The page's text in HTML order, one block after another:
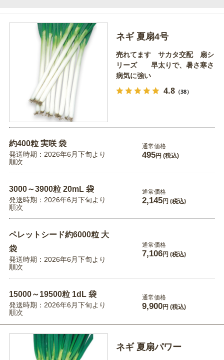
ネギ 夏扇4号
売れてます サカタ交配 扇シ
リーズ 早太りで、暑さ寒さ
病気に強い
4.8（38）
約400粒 実咲 袋
発送時期：2026年6月下旬より
順次
通常価格
495円 (税込)
3000～3900粒 20mL 袋
発送時期：2026年6月下旬より
順次
通常価格
2,145円 (税込)
ペレットシード約6000粒 大
袋
発送時期：2026年6月下旬より
順次
通常価格
7,106円 (税込)
15000～19500粒 1dL 袋
発送時期：2026年6月下旬より
順次
通常価格
9,900円 (税込)
ネギ 夏扇パワー